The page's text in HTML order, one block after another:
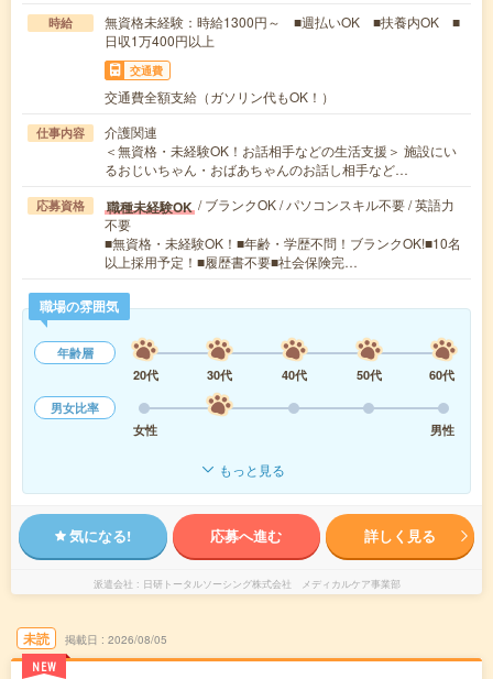
時給
無資格未経験：時給1300円～ ■週払いOK ■扶養内OK ■
日収1万400円以上
交通費
交通費全額支給（ガソリン代もOK！）
仕事内容
介護関連
＜無資格・未経験OK！お話相手などの生活支援＞ 施設にい
るおじいちゃん・おばあちゃんのお話し相手など…
応募資格 職種未経験OK / ブランクOK / パソコンスキル不要 / 英語力
不要
■無資格・未経験OK！■年齢・学歴不問！ブランクOK!■10名
以上採用予定！■履歴書不要■社会保険完…
職場の雰囲気
年齢層
20代
30代 40代 50代
60代
男女比率
女性
男性
もっと見る
気になる! 応募へ進む 詳しく見る
派遣会社 日研トータルソーシング株式会社 メディカルケア事業部
未読
NEW
掲載日 2026/08/05